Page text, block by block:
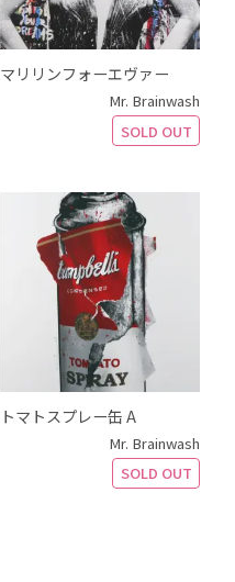
マリリンフォーエヴァー
Mr. Brainwash
SOLD OUT
トマトスプレー缶 A
Mr. Brainwash
SOLD OUT